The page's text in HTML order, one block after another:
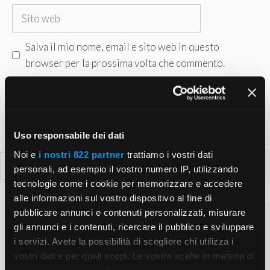
Uso responsabile dei dati
Noi e i nostri 822 partner trattiamo i vostri dati
personali, ad esempio il vostro numero IP, utilizzando
tecnologie come i cookie per memorizzare e accedere
alle informazioni sul vostro dispositivo al fine di
pubblicare annunci e contenuti personalizzati, misurare
gli annunci e i contenuti, ricercare il pubblico e sviluppare
i servizi. Avete la possibilità di scegliere chi utilizza i
vostri dati e per quali scopi. Le vostre scelte in materia di
Sito
Salva il mio nome, email e sito web in questo
browser per la prossima volta che commento.
Ricerca
per: